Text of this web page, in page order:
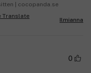
| cocopanda.se
Ilmianna
0